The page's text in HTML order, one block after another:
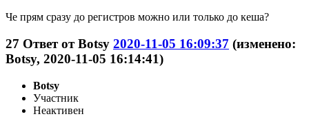
Че прям сразу до регистров можно или только до кеша?
27 Ответ отBotsy 2020-11-05 16:09:37 (изменено:
Botsy, 2020-11-05 16:14:41)
Botsy
Участник
Неактивен